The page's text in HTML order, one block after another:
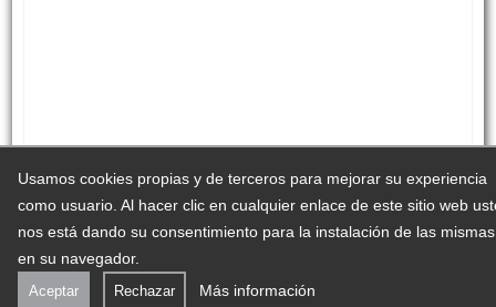
Usamos cookies propias y de terceros para mejorar su experiencia
como usuario. Al hacer clic en cualquier enlace de este sitio web
nos está dando su consentimiento para la instalación de las mismas
en su navegador.
Aceptar Rechazar Más información